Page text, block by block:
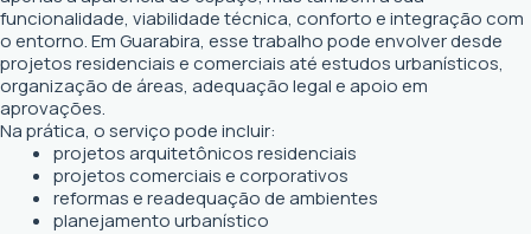
funcionalidade, viabilidade técnica, conforto e integração com
o entorno. Em Guarabira, esse trabalho pode envolver desde
projetos residenciais e comerciais até estudos urbanísticos,
organização de áreas, adequação legal e apoio em
aprovações.
Na prática, o serviço pode incluir:
projetos arquitetônicos residenciais
projetos comerciais e corporativos
reformas e readequação de ambientes
planejamento urbanístico